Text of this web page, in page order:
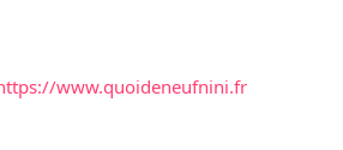
www.quoideneufnini.fr